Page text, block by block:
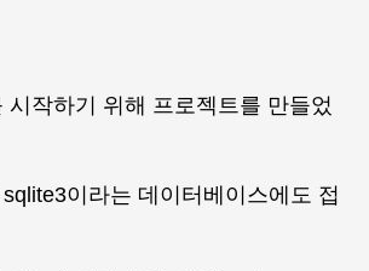
시작하기 위해 프로젝트를 만들었
이라는 데이터베이스에도 접